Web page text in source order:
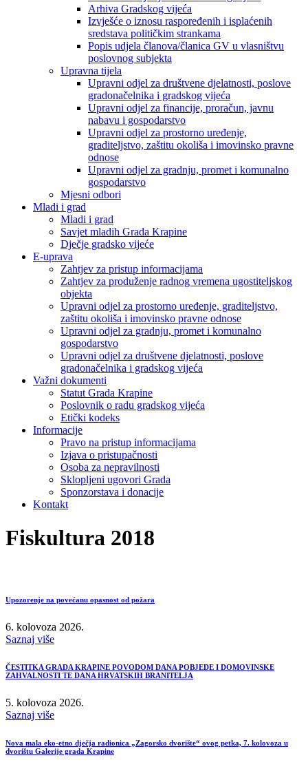
Arhiva Gradskog vijeća
Izvješće o iznosu raspoređenih i isplaćenih
sredstava političkim strankama
Popis udjela članova/članica GV u vlasništvu
poslovnog subjekta
Upravna tijela
Upravni odjel za društvene djelatnosti, poslove
gradonačelnika i gradskog vijeća
Upravni odjel za financije, proračun, javnu
nabavu i gospodarstvo
Upravni odjel za prostorno uređenje,
graditeljstvo, zaštitu okoliša i imovinsko pravne
odnose
Upravni odjel za gradnju, promet i komunalno
gospodarstvo
Mjesni odbori
Mladi i grad
Mladi i grad
Savjet mladih Grada Krapine
Dječje gradsko vijeće
E-uprava
Zahtjev za pristup informacijama
Zahtjev za produženje radnog vremena ugostiteljskog
objekta
Upravni odjel za prostorno uređenje, graditeljstvo,
zaštitu okoliša i imovinsko pravne odnose
Upravni odjel za gradnju, promet i komunalno
gospodarstvo
Upravni odjel za društvene djelatnosti, poslove
gradonačelnika i gradskog vijeća
Važni dokumenti
Statut Grada Krapine
Poslovnik o radu gradskog vijeća
Etički kodeks
Informacije
Pravo na pristup informacijama
Izjava o pristupačnosti
Osoba za nepravilnosti
Sklopljeni ugovori Grada
Sponzorstava i donacije
Kontakt
Fiskultura 2018
Upozorenje na povećanu opasnost od požara
6. kolovoza 2026.
Saznaj više
ČESTITKA GRADA KRAPINE POVODOM DANA POBJEDE I DOMOVINSKE
ZAHVALNOSTI TE DANA HRVATSKIH BRANITELJA
5. kolovoza 2026.
Saznaj više
Nova mala eko-etno dječja radionica „Zagorsko dvorište“ ovog petka, 7. kolovoza u
dvorištu Galerije grada Krapine